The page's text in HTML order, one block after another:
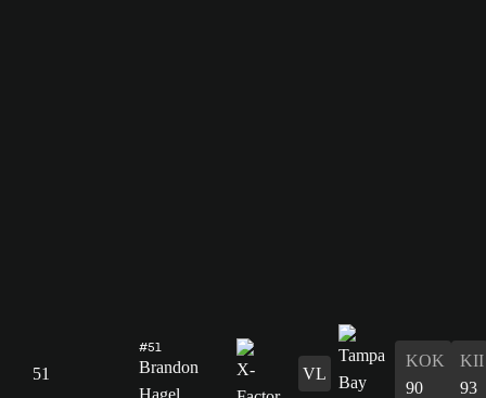
51
#51
Brandon
Hagel
VL
KOK
90
KII
93